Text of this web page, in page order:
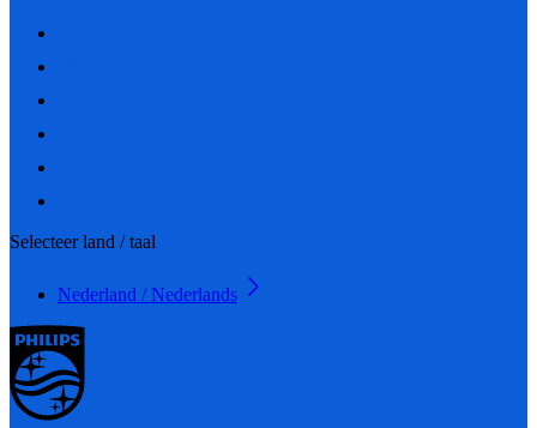
Selecteer land / taal
Nederland / Nederlands